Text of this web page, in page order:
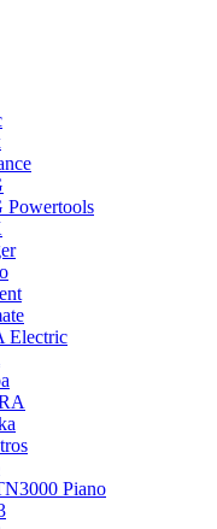
Powertools
Electric
Piano